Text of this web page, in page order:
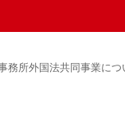
務所外国法共同事業につ